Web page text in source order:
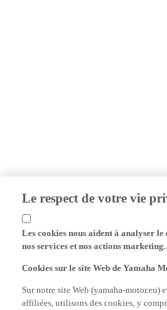
Le respect de votre vie
Les cookies nous aident à analyser
nos services et nos actions marketing.
Cookies sur le site Web de Yamaha
Sur notre site Web (yamaha-motor.eu)
affiliées, utilisons des cookies, y